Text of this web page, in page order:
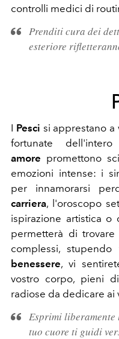
controlli medici di
Prenditi cura dei
esteriore
I Pesci si apprestano a
fortunate
amore promettono
emozioni intense: i
per innamorarsi
carriera, l'oroscopo
ispirazione artistica
permetterà di
complessi,
benessere, vi
vostro corpo, pieni
radiose da dedicare
Esprimi
tuo cuore ti guidi